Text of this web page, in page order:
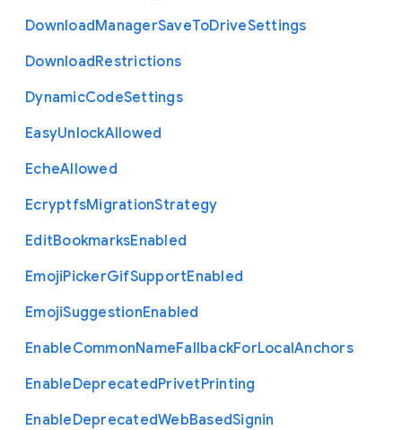
DownloadManagerSaveToDriveSettings
DownloadRestrictions
DynamicCodeSettings
EasyUnlockAllowed
EcheAllowed
EcryptfsMigrationStrategy
EditBookmarksEnabled
EmojiPickerGifSupportEnabled
EmojiSuggestionEnabled
EnableCommonNameFallbackForLocalAnchors
EnableDeprecatedPrivetPrinting
EnableDeprecatedWebBasedSignin